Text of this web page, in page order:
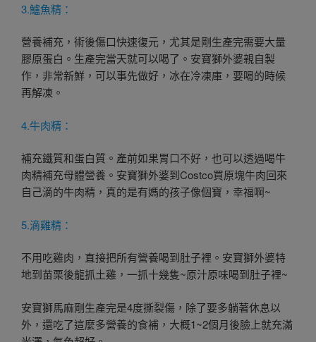
3.鱸魚精：
營養補充，術後傷口快速復元，尤其是剛生產完需要大量
膠原蛋白。生產完當天就可以喝了。安寶獅外婆親自製
作，非常新鮮，可以事先做好，冰在冷凍庫，要喝的時候
再解凍。
4.牛肉精：
補充鐵質‎和蛋白質。產前如果胃口不好，也可以透過喝牛
肉精補充母體營養。安寶獅外婆到Costco買原塊牛肉回來
自己滴的牛肉精，真的是有媽的孩子像個寶，幸福啊~
5.滴雞精：
不用吃雞肉，直接把所有營養喝到肚子裡。安寶獅外婆特
地到苗栗後龍抓土雞，一抓十幾隻~原汁原味喝到肚子裡~
安寶獅馬麻剛生產完是4度撕裂傷，除了要多躺著休息以
外，還吃了這麼多營養的食補，大概1~2個月後臉上就充滿